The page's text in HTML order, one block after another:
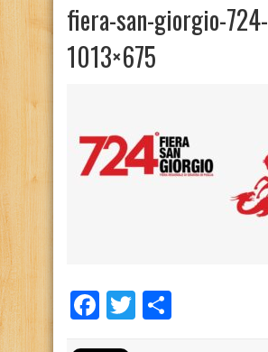
fiera-san-giorgio-724-
1013×675
Facebook
Twitter